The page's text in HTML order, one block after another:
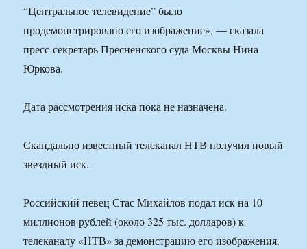
“Центральное телевидение” было
продемонстрировано его изображение», — сказала
пресс-секретарь Пресненского суда Москвы Нина
Юркова.
Дата рассмотрения иска пока не назначена.
Скандально известный телеканал НТВ получил новый
звездный иск.
Российский певец Стас Михайлов подал иск на 10
миллионов рублей (около 325 тыс. долларов) к
телеканалу «НТВ» за демонстрацию его изображения.